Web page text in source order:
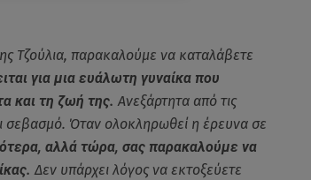
Τζούλια, παρακαλούμε να καταλάβετε
για μια ευάλωτη γυναίκα που
και τη ζωή της. Ανεξάρτητα από τις
σεβασμό. Όταν ολοκληρωθεί η έρευνα σε
αλλά τώρα, σας παρακαλούμε να
Δεν υπάρχει λόγος να εκτοξεύετε